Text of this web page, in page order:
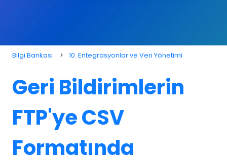
Bilgi Bankası 10. Entegrasyonlar ve Veri Yönetimi
Geri Bildirimlerin
FTP'ye CSV
Formatında